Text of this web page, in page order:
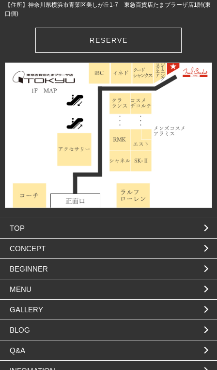
【住所】神奈川県横浜市青葉区美しが丘1-7 東急百貨店たまプラーザ店1階(東
口側)
RESERVE
TOP
CONCEPT
BEGINNER
MENU
GALLERY
BLOG
Q&A